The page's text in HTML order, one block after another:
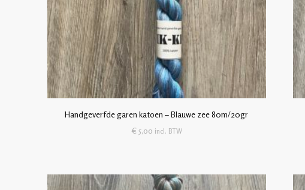
Handgeverfde garen katoen – Blauwe zee 80m/20gr
€ 5,00 incl. BTW